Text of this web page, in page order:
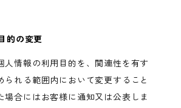
的の変更
人情報の利用目的を、関連性を有す
られる範囲内において変更すること
場合にはお客様に通知又は公表しま